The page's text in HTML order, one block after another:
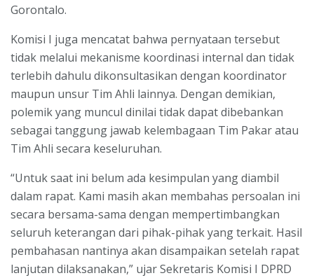
Gorontalo.
Komisi I juga mencatat bahwa pernyataan tersebut
tidak melalui mekanisme koordinasi internal dan tidak
terlebih dahulu dikonsultasikan dengan koordinator
maupun unsur Tim Ahli lainnya. Dengan demikian,
polemik yang muncul dinilai tidak dapat dibebankan
sebagai tanggung jawab kelembagaan Tim Pakar atau
Tim Ahli secara keseluruhan.
“Untuk saat ini belum ada kesimpulan yang diambil
dalam rapat. Kami masih akan membahas persoalan ini
secara bersama-sama dengan mempertimbangkan
seluruh keterangan dari pihak-pihak yang terkait. Hasil
pembahasan nantinya akan disampaikan setelah rapat
lanjutan dilaksanakan,” ujar Sekretaris Komisi I DPRD